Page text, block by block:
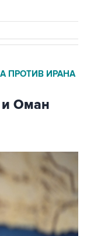
ПРОТИВ ИРАНА
и Оман